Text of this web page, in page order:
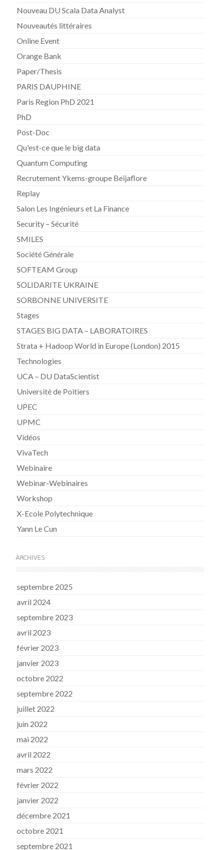
Nouveau DU Scala Data Analyst
Nouveautés littéraires
Online Event
Orange Bank
Paper/Thesis
PARIS DAUPHINE
Paris Region PhD 2021
PhD
Post-Doc
Qu'est-ce que le big data
Quantum Computing
Recrutement Ykems-groupe Beijaflore
Replay
Salon Les Ingénieurs et La Finance
Security – Sécurité
SMILES
Société Générale
SOFTEAM Group
SOLIDARITE UKRAINE
SORBONNE UNIVERSITE
Stages
STAGES BIG DATA – LABORATOIRES
Strata + Hadoop World in Europe (London) 2015
Technologies
UCA – DU DataScientist
Université de Poitiers
UPEC
UPMC
Vidéos
VivaTech
Webinaire
Webinar-Webinaires
Workshop
X-Ecole Polytechnique
Yann Le Cun
ARCHIVES
septembre 2025
avril 2024
septembre 2023
avril 2023
février 2023
janvier 2023
octobre 2022
septembre 2022
juillet 2022
juin 2022
mai 2022
avril 2022
mars 2022
février 2022
janvier 2022
décembre 2021
octobre 2021
septembre 2021